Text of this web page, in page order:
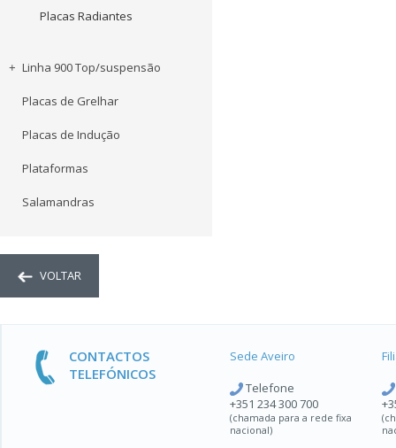
Placas Radiantes
Linha 900 Top/suspensão
Placas de Grelhar
Placas de Indução
Plataformas
Salamandras
VOLTAR
CONTACTOS
TELEFÓNICOS
Sede Aveiro
Telefone
+351 234 300 700
(chamada para a rede fixa
nacional)